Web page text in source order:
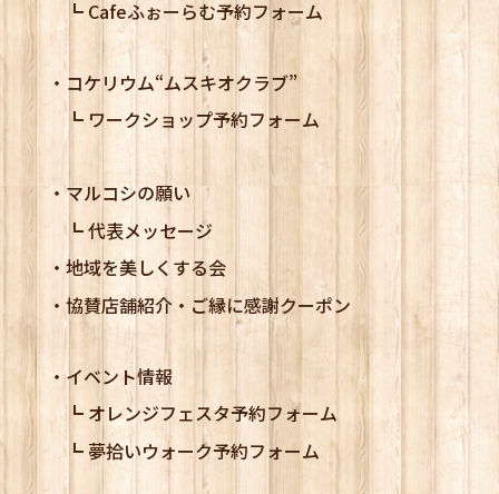
Cafeふぉーらむ予約フォーム
コケリウム“ムスキオクラブ”
ワークショップ予約フォーム
マルコシの願い
代表メッセージ
地域を美しくする会
協賛店舗紹介・ご縁に感謝クーポン
イベント情報
オレンジフェスタ予約フォーム
夢拾いウォーク予約フォーム